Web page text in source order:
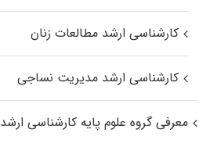
کارشناسی ارشد مطالعات زنان
کارشناسی ارشد مدیریت نساجی
معرفی گروه علوم پایه کارشناسی ارشد